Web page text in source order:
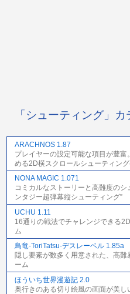
「シューティング」
ARACHNOS 1.87
プレイヤーの設定可能な項目が豊
める2D横スクロールシューティン
NONA MAGIC 1.071
コミカルなストーリーと高難度の
ンタジー超弾幕縦シューティング”
UCHU 1.11
16通りの戦法でチャレンジできる
ム
鳥竜-ToriTatsu-デスレーベル 1.85a
隠し要素が数多く用意された、高難
ーム
ほういち世界漫遊記 2.0
奥行きのある切り絵風の画面が美